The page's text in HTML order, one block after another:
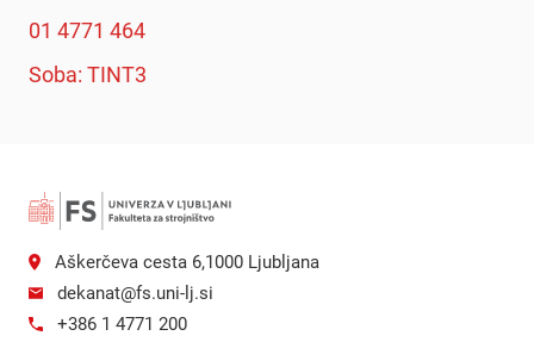
01 4771 464
Soba: TINT3
Aškerčeva cesta 6,1000 Ljubljana
dekanat@fs.uni-lj.si
+386 1 4771 200